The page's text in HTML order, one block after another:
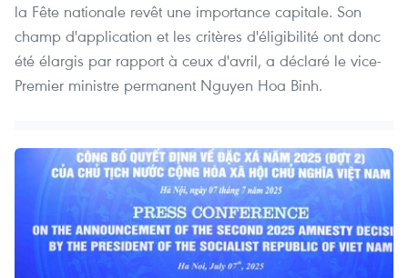
la Fête nationale revêt une importance capitale. Son
champ d'application et les critères d'éligibilité ont donc
été élargis par rapport à ceux d'avril, a déclaré le vice-
Premier ministre permanent Nguyen Hoa Binh.